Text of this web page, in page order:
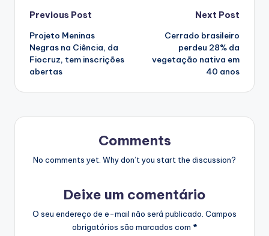
Post
navigation
Previous Post
Projeto Meninas
Negras na Ciência, da
Fiocruz, tem inscrições
abertas
Next Post
Cerrado brasileiro
perdeu 28% da
vegetação nativa em
40 anos
Comments
No comments yet. Why don’t you start the discussion?
Deixe um comentário
O seu endereço de e-mail não será publicado. Campos
obrigatórios são marcados com *